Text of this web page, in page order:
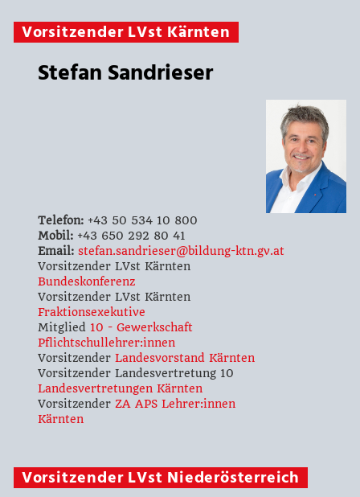
Vorsitzender LVst Kärnten
Stefan Sandrieser
Telefon:+43 50 534 10 800
Mobil:+43 650 292 80 41
Email: stefan.sandrieser@bildung-ktn.gv.at
Vorsitzender LVst Kärnten
Bundeskonferenz
Vorsitzender LVst Kärnten
Fraktionsexekutive
Mitglied 10 - Gewerkschaft
Pflichtschullehrer:innen
Vorsitzender Landesvorstand Kärnten
Vorsitzender Landesvertretung 10
Landesvertretungen Kärnten
Vorsitzender ZA APS Lehrer:innen
Kärnten
Vorsitzender LVst Niederösterreich